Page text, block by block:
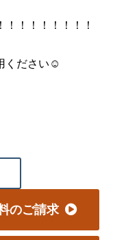
！！！！！！！
ください☺
のご請求